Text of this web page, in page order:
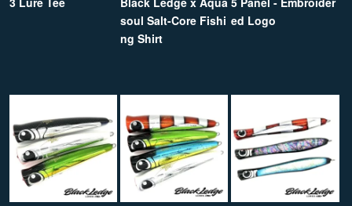
soul Salt-Core Fishi
ng Shirt
ed Logo